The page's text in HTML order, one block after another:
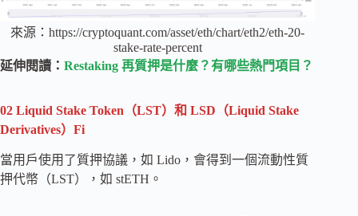
來源：https://cryptoquant.com/asset/eth/chart/eth2/eth-20-
stake-rate-percent
延伸閱讀： Restaking 再質押是什麼？有哪些熱門項目？
02 Liquid Stake Token（LST）和 LSD（Liquid Stake
Derivatives）Fi
當用戶使用了質押協議，如 Lido，會得到一個流動性質
押代幣（LST），如 stETH。